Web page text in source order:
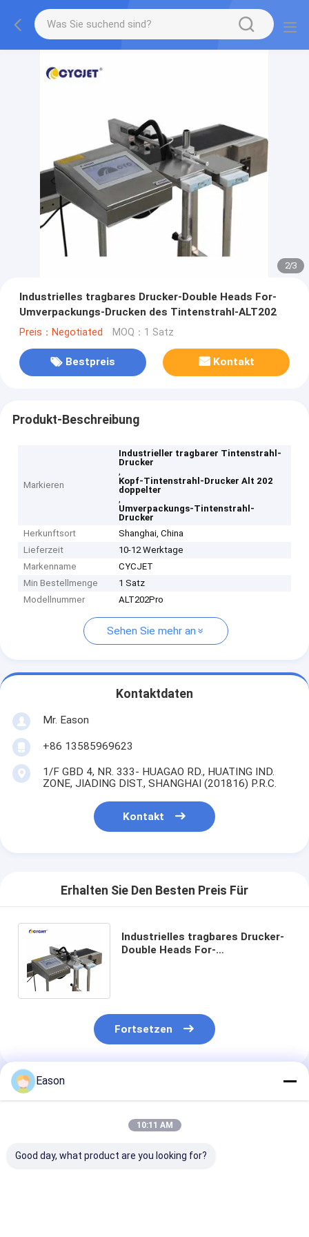
2/3
Industrielles tragbares Drucker-Double Heads For-
Umverpackungs-Drucken des Tintenstrahl-ALT202
Preis：Negotiated MOQ：1 Satz
Bestpreis Kontakt
Produkt-Beschreibung
Markieren
Industrieller tragbarer Tintenstrahl-
Drucker
,
Kopf-Tintenstrahl-Drucker Alt 202
doppelter
,
Umverpackungs-Tintenstrahl-
Drucker
Herkunftsort
Shanghai, China
Lieferzeit
10-12 Werktage
Markenname
CYCJET
Min Bestellmenge
1 Satz
Modellnummer
ALT202Pro
Sehen Sie mehr an
Kontaktdaten
Mr. Eason
+86 13585969623
1/F GBD 4, NR. 333- HUAGAO RD., HUATING IND.
ZONE, JIADING DIST., SHANGHAI (201816) P.R.C.
Kontakt
Erhalten Sie Den Besten Preis Für
Industrielles tragbares Drucker-
Double Heads For-
Fortsetzen
Empfohlene Produkte
Eason
10:11 AM
Good day, what product are you looking for?